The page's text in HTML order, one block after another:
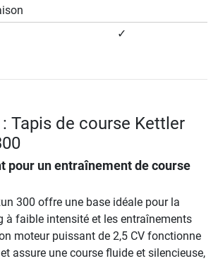
✓
Tapis de course Kettler
pour un entraînement de course
300 offre une base idéale pour la
à faible intensité et les entraînements
moteur puissant de 2,5 CV fonctionne
assure une course fluide et silencieuse,